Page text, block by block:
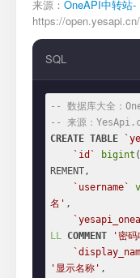
来源： OneAPI中转站-
https://
SQL
-- 数据库大全：
-- 来源：
CREATE TABLE
`id`
bigint (
REMENT,
`username`
名' ,
LL COMMENT '密
'显示名称' ,